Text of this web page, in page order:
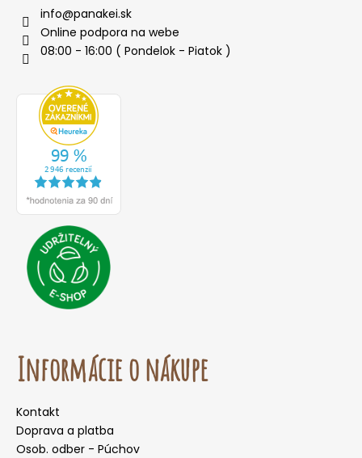
info@panakei.sk
Online podpora na webe
08:00 - 16:00 ( Pondelok - Piatok )
Informácie o nákupe
Kontakt
Doprava a platba
Osob. odber - Púchov